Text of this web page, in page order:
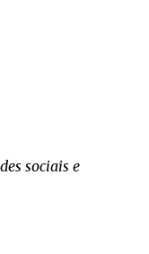
sociais e